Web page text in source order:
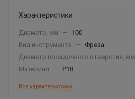
Характеристики
Диаметр, мм —
100
Вид инструмента
—
Фреза
Диаметр посадочного отверстия, мм
Материал
— Р18
Все характеристики